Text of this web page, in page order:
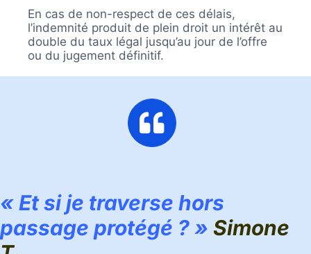
En cas de non-respect de ces délais,
l’indemnité produit de plein droit un intérêt au
double du taux légal jusqu’au jour de l’offre
ou du jugement définitif.
« Et si je traverse hors
passage protégé ? » Simone